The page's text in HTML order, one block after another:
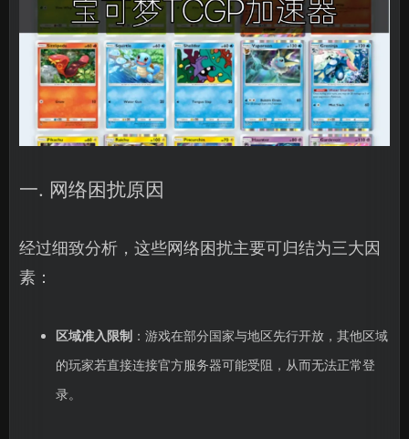
一. 网络困扰原因
经过细致分析，这些网络困扰主要可归结为三大因
素：
区域准入限制 ：游戏在部分国家与地区先行开放，其他区域
的玩家若直接连接官方服务器可能受阻，从而无法正常登
录。